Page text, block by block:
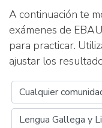
A continuación te
exámenes de
para practicar.
ajustar los